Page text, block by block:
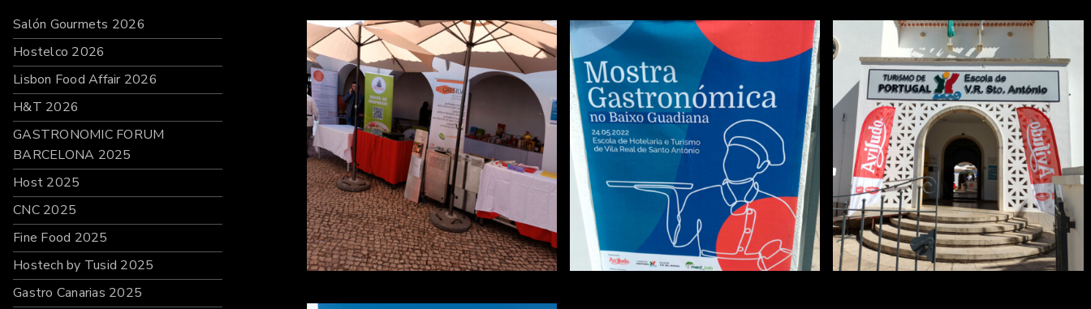
Salón Gourmets 2026
Hostelco 2026
Lisbon Food Affair 2026
H&T 2026
GASTRONOMIC FORUM
BARCELONA 2025
Host 2025
CNC 2025
Fine Food 2025
Hostech by Tusid 2025
Gastro Canarias 2025